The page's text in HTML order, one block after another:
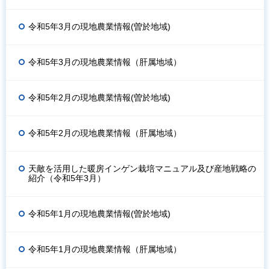
令和5年3月の現地農業情報(曽於地域)
令和5年3月の現地農業情報（肝属地域）
令和5年2月の現地農業情報(曽於地域)
令和5年2月の現地農業情報（肝属地域）
天敵を活用した暖房インゲン栽培マニュアル及び産地戦略の
紹介（令和5年3月）
令和5年1月の現地農業情報(曽於地域)
令和5年1月の現地農業情報（肝属地域）